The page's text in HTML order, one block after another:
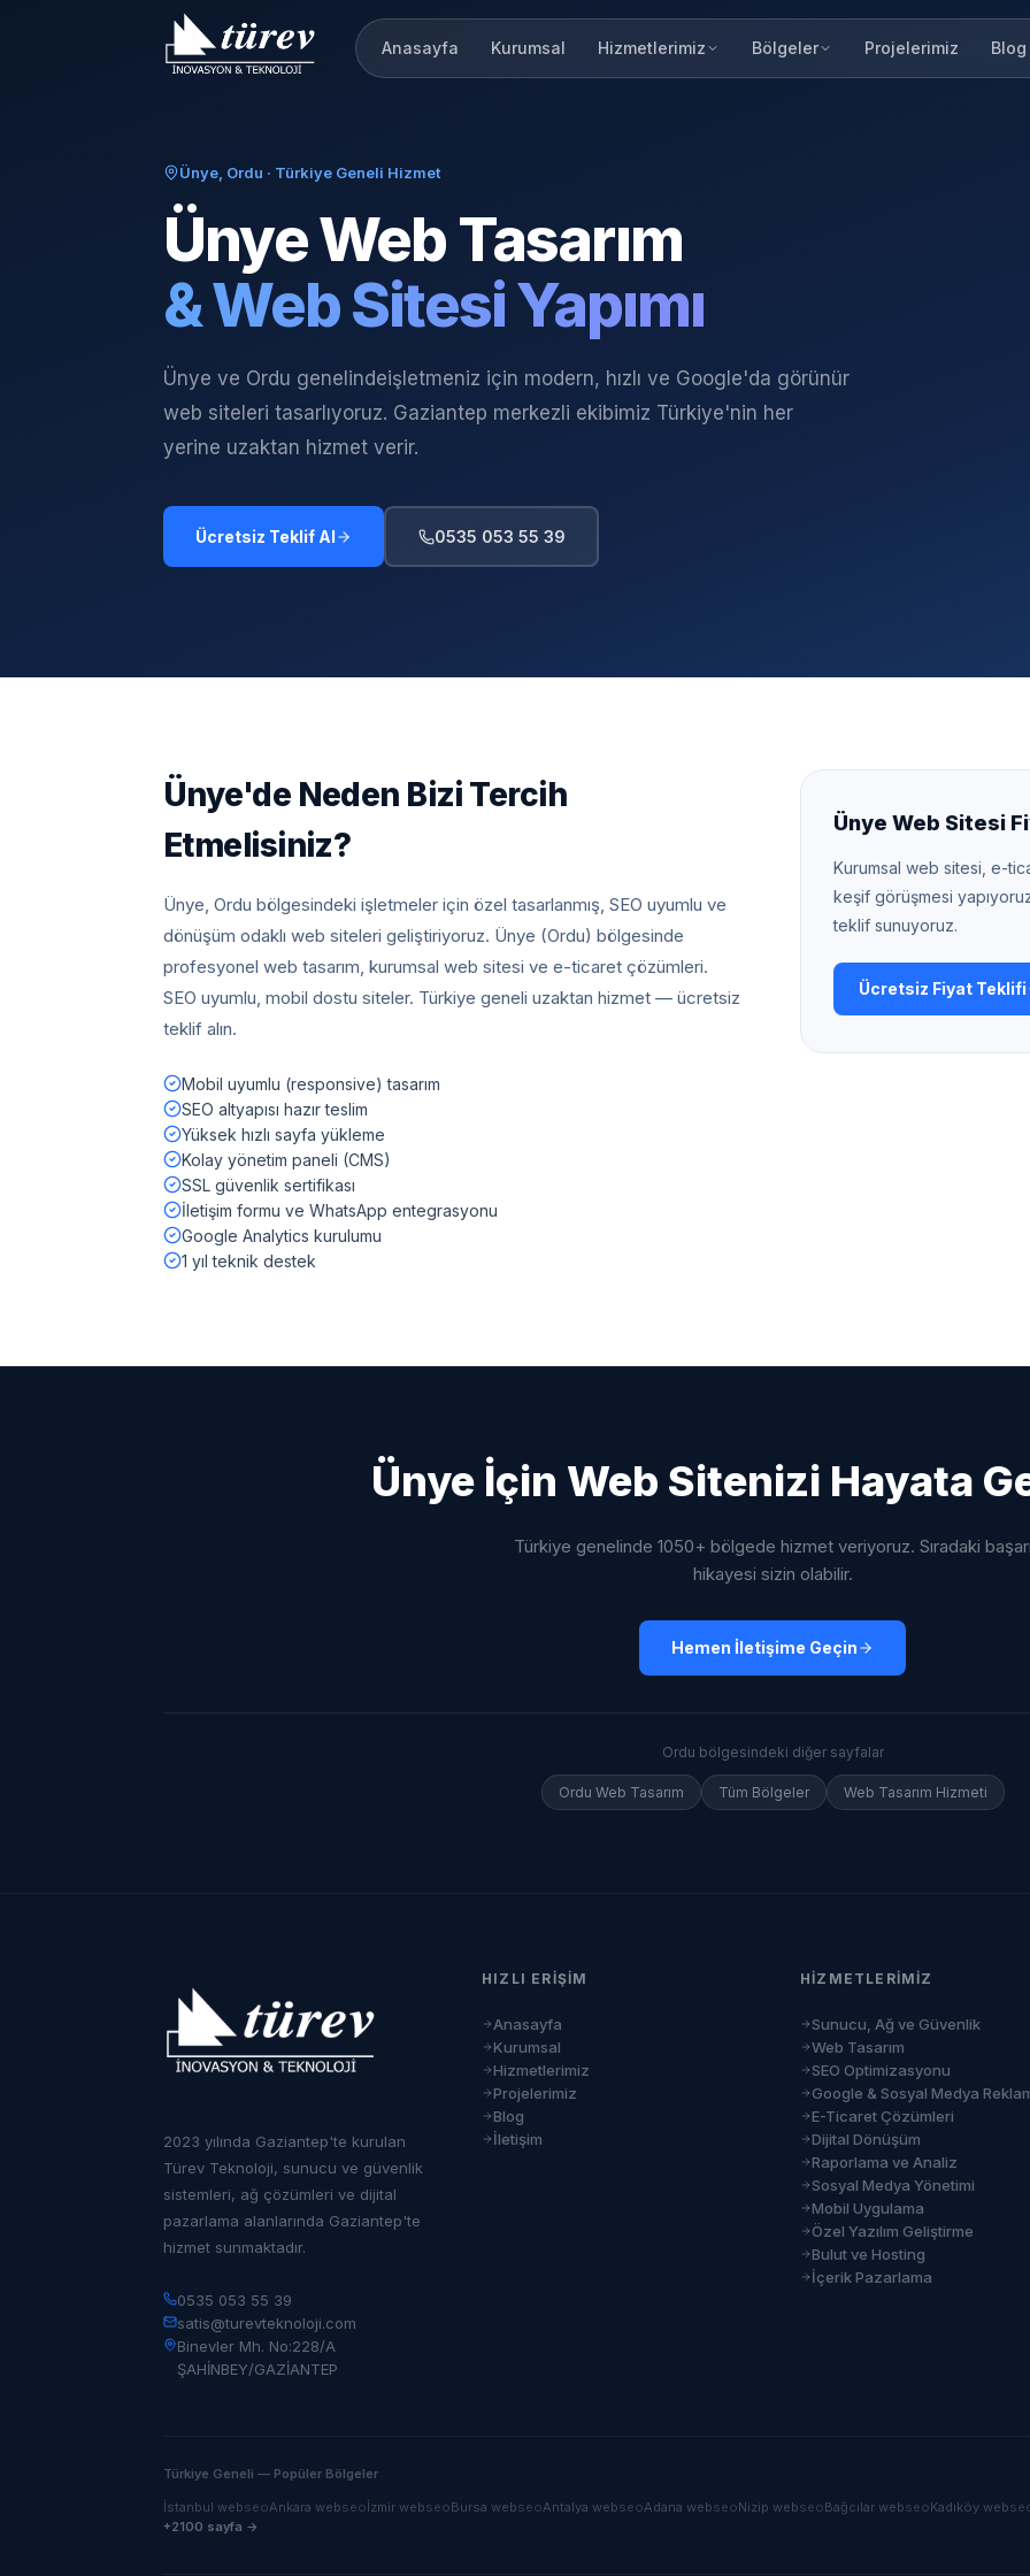
Anasayfa Kurumsal Hizmetlerimiz Bölgeler Projelerimiz Blog
Ünye, Ordu · Türkiye Geneli Hizmet
ÜnyeWeb Tasarım
& Web Sitesi Yapımı
Ünye ve Ordu genelindeişletmeniz için modern, hızlı ve Google'da görünür
web siteleri tasarlıyoruz. Gaziantep merkezli ekibimiz Türkiye'nin her
yerine uzaktan hizmet verir.
Ücretsiz Teklif Al 0535 053 55 39
Ünye'de Neden Bizi Tercih
Etmelisiniz?
Ünye, Ordu bölgesindeki işletmeler için özel tasarlanmış, SEO uyumlu ve
dönüşüm odaklı web siteleri geliştiriyoruz. Ünye (Ordu) bölgesinde
profesyonel web tasarım, kurumsal web sitesi ve e-ticaret çözümleri.
SEO uyumlu, mobil dostu siteler. Türkiye geneli uzaktan hizmet — ücretsiz
teklif alın.
Mobil uyumlu (responsive) tasarım
SEO altyapısı hazır teslim
Yüksek hızlı sayfa yükleme
Kolay yönetim paneli (CMS)
SSL güvenlik sertifikası
İletişim formu ve WhatsApp entegrasyonu
Google Analytics kurulumu
1 yıl teknik destek
Ünye Web Sitesi
Kurumsal web sitesi, e-
keşif görüşmesi
teklif sunuyoruz.
Ücretsiz Fiyat Teklifi
Ünyeİçin Web Sitenizi Hayata
Türkiye genelinde 1050+ bölgede hizmet veriyoruz. Sıradaki başarı
hikayesi sizin olabilir.
Hemen İletişime Geçin
Ordu bölgesindeki diğer sayfalar
Ordu Web Tasarım Tüm Bölgeler Web Tasarım Hizmeti
2023 yılında Gaziantep'te kurulan
Türev Teknoloji, sunucu ve güvenlik
sistemleri, ağ çözümleri ve dijital
pazarlama alanlarında Gaziantep'te
hizmet sunmaktadır.
0535 053 55 39
satis@turevteknoloji.com
Binevler Mh. No:228/A
ŞAHİNBEY/GAZİANTEP
HIZLI ERIŞIM
Anasayfa
Kurumsal
Hizmetlerimiz
Projelerimiz
Blog
İletişim
HIZMETLERIMIZ
Sunucu, Ağ ve Güvenlik
Web Tasarım
SEO Optimizasyonu
Google & Sosyal Medya
E-Ticaret Çözümleri
Dijital Dönüşüm
Raporlama ve Analiz
Sosyal Medya Yönetimi
Mobil Uygulama
Özel Yazılım Geliştirme
Bulut ve Hosting
İçerik Pazarlama
Türkiye Geneli — Popüler Bölgeler
İstanbul webseoAnkara webseoİzmir webseoBursa webseoAntalya webseoAdana webseoNizip webseoBağcılar webseoKadıköy web
+2100 sayfa →